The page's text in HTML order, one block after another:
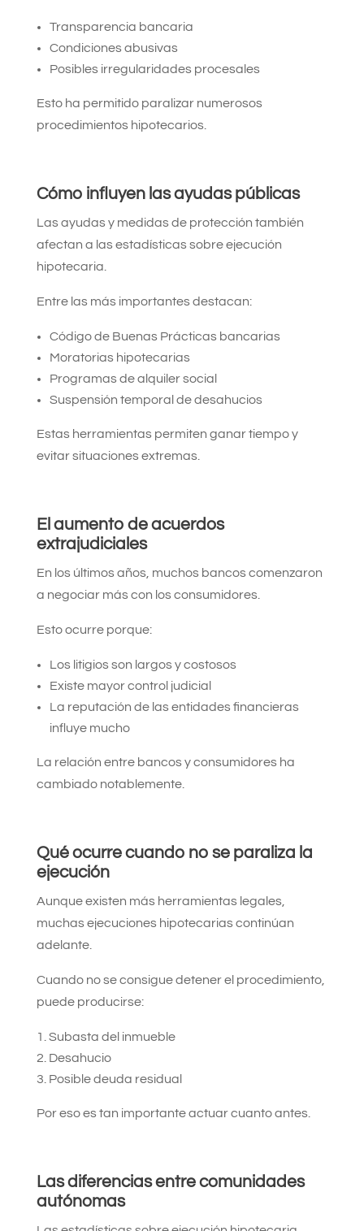
Transparencia bancaria
Condiciones abusivas
Posibles irregularidades procesales
Esto ha permitido paralizar numerosos
procedimientos hipotecarios.
Cómo influyen las ayudas públicas
Las ayudas y medidas de protección también
afectan a las estadísticas sobre ejecución
hipotecaria.
Entre las más importantes destacan:
Código de Buenas Prácticas bancarias
Moratorias hipotecarias
Programas de alquiler social
Suspensión temporal de desahucios
Estas herramientas permiten ganar tiempo y
evitar situaciones extremas.
El aumento de acuerdos
extrajudiciales
En los últimos años, muchos bancos comenzaron
a negociar más con los consumidores.
Esto ocurre porque:
Los litigios son largos y costosos
Existe mayor control judicial
La reputación de las entidades financieras
influye mucho
La relación entre bancos y consumidores ha
cambiado notablemente.
Qué ocurre cuando no se paraliza la
ejecución
Aunque existen más herramientas legales,
muchas ejecuciones hipotecarias continúan
adelante.
Cuando no se consigue detener el procedimiento,
puede producirse:
Subasta del inmueble
Desahucio
Posible deuda residual
Por eso es tan importante actuar cuanto antes.
Las diferencias entre comunidades
autónomas